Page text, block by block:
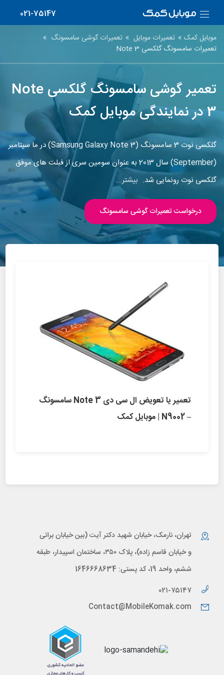
021-75147
موبایل کمک تعمیرات موبایل
تعمیرات گوشی سامسونگ
تعمیرات سامسونگ گلکسی Note 3
تعمیر گوشی سامسونگ گلکسی Note
3 در نمایندگی موبایل کمک
گلکسی نوت 3 سامسونگ (Samsung Galaxy Note 3) در ما سپتامبر
(September) سال 2013 به عنوان سومین سری از فبلت های موفق
گلکسی نوت رونمایی شد. بیشتر...
درخواست تعمیرات گوشی سامسونگ
تعمیر یا تعویض ال سی دی Note 3 سامسونگ
– N9002 | موبایل کمک
تهران، نارمک، خیابان شهید دکتر آیت (بین خیابان براتی
و خیابان قاسم زاده)، پلاک ۳۵۰، ساختمان اسپیدار، طبقه
ششم، واحد 19، کد پستی: 1646668634
۰۲۱-۷۵۱۴۷
Contact@MobileKomak.com